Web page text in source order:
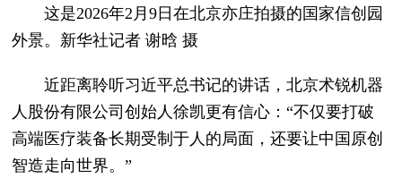
这是2026年2月9日在北京亦庄拍摄的国家信创园
外景。新华社记者 谢晗 摄
近距离聆听习近平总书记的讲话，北京术锐机器
人股份有限公司创始人徐凯更有信心：“不仅要打破
高端医疗装备长期受制于人的局面，还要让中国原创
智造走向世界。”